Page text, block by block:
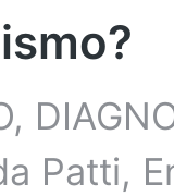
Patti,